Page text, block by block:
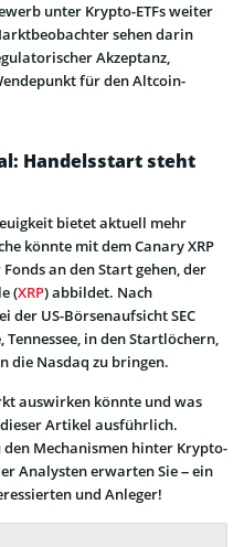
unter Krypto-ETFs weiter
sehen darin
Akzeptanz,
für den Altcoin-
Handelsstart steht
bietet aktuell mehr
könnte mit dem Canary XRP
an den Start gehen, der
(XRP) abbildet. Nach
der US-Börsenaufsicht SEC
in den Startlöchern,
die Nasdaq zu bringen.
auswirken könnte und was
Artikel ausführlich.
den Mechanismen hinter Krypto-
Analysten erwarten Sie – ein
und Anleger!